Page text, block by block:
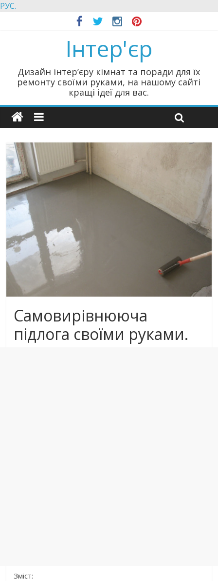
РУС.
Інтер'єр
Дизайн інтер’єру кімнат та поради для їх
ремонту своїми руками, на нашому сайті
кращі ідеї для вас.
Самовирівнююча
підлога своїми руками.
Зміст: